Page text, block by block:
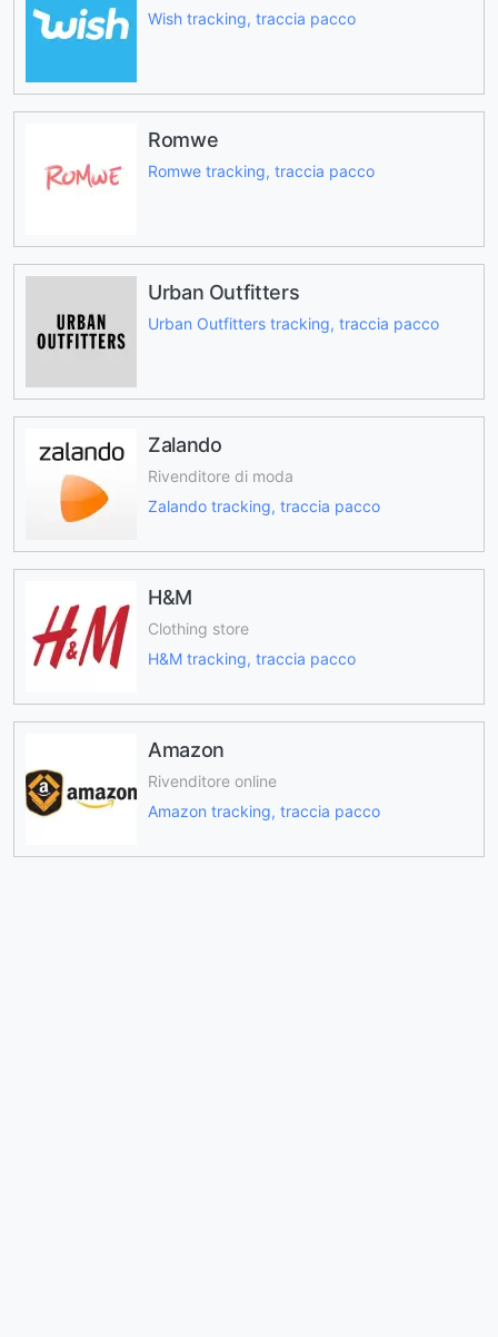
Wish tracking, traccia pacco
Romwe
Romwe tracking, traccia pacco
Urban Outfitters
Urban Outfitters tracking, traccia pacco
Zalando
Rivenditore di moda
Zalando tracking, traccia pacco
H&M
Clothing store
H&M tracking, traccia pacco
Amazon
Rivenditore online
Amazon tracking, traccia pacco